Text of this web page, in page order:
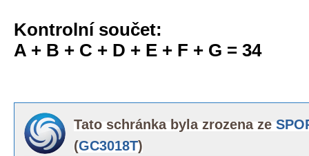
Kontrolní součet:
A + B + C + D + E + F + G = 34
Tato schránka byla zrozena ze
(GC3018T)